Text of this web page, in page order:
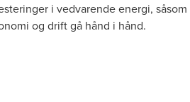
i vedvarende energi, såsom
og drift gå hånd i hånd.